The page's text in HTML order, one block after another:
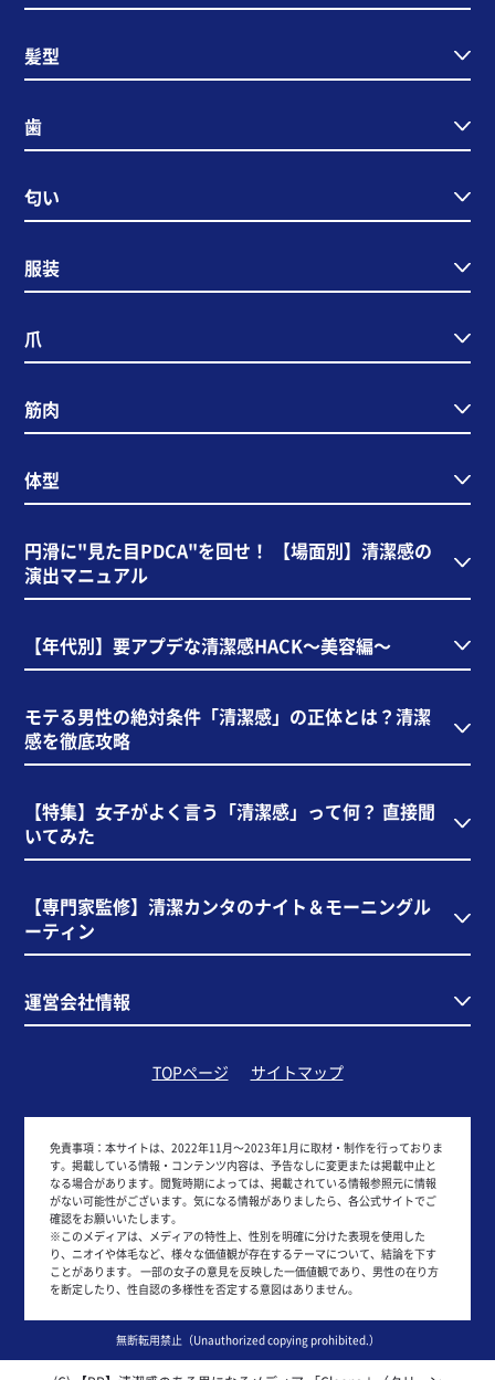
髪型
歯
匂い
服装
爪
筋肉
体型
円滑に"見た目PDCA"を回せ！ 【場面別】清潔感の
演出マニュアル
【年代別】要アプデな清潔感HACK～美容編～
モテる男性の絶対条件「清潔感」の正体とは？清潔
感を徹底攻略
【特集】女子がよく言う「清潔感」って何？ 直接聞
いてみた
【専門家監修】清潔カンタのナイト＆モーニングル
ーティン
運営会社情報
TOPページ サイトマップ
免責事項： 本サイトは、2022年11月～2023年1月に取材・制作を行っておりま
す。掲載している情報・コンテンツ内容は、予告なしに変更または掲載中止と
なる場合があります。閲覧時期によっては、掲載されている情報参照元に情報
がない可能性がございます。気になる情報がありましたら、各公式サイトでご
確認をお願いいたします。
※このメディアは、メディアの特性上、性別を明確に分けた表現を使用した
り、ニオイや体毛など、様々な価値観が存在するテーマについて、結論を下す
ことがあります。 一部の女子の意見を反映した一価値観であり、男性の在り方
を断定したり、性自認の多様性を否定する意図はありません。
無断転用禁止（Unauthorized copying prohibited.）